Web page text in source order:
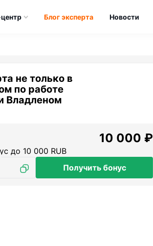
Блог эксперта Новости
не только в
по работе
Владленом
10 000 ₽
до 10 000 RUB
Получить бонус